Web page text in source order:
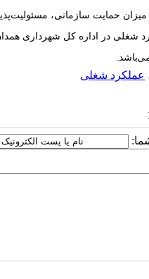
میزان حمایت سازمانی،
شغلی در اداره کل شهرداری
عملکرد شغلی